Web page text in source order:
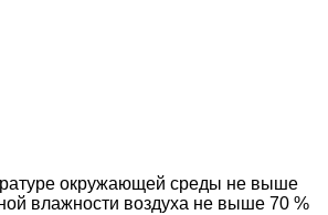
окружающей среды не выше
влажности воздуха не выше 70 %